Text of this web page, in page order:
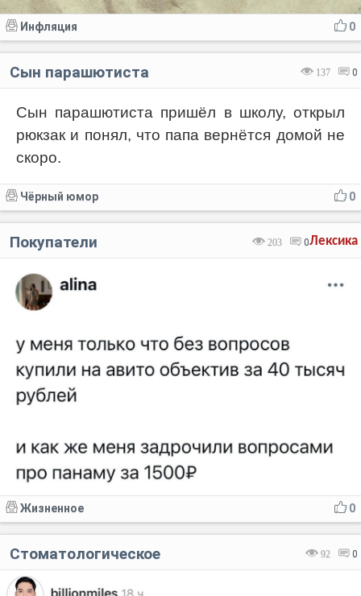
0
Инфляция
137 0
Сын парашютиста
Сын парашютиста пришёл в школу, открыл
рюкзак и понял, что папа вернётся домой не
скоро.
0
Чёрный юмор
Лексика
203 0
Покупатели
0
Жизненное
92 0
Стоматологическое